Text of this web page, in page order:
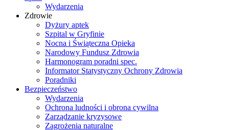
Wydarzenia
Zdrowie
Dyżury aptek
Szpital w Gryfinie
Nocna i Świąteczna Opieka
Narodowy Fundusz Zdrowia
Harmonogram poradni spec.
Informator Statystyczny Ochrony Zdrowia
Poradniki
Bezpieczeństwo
Wydarzenia
Ochrona ludności i obrona cywilna
Zarządzanie kryzysowe
Zagrożenia naturalne